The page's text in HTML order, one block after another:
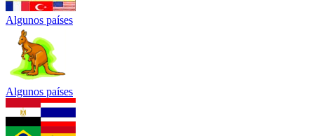
Algunos países
Algunos países